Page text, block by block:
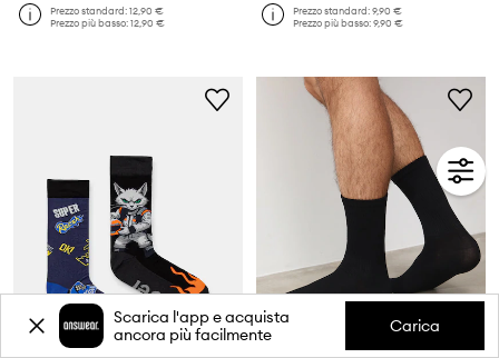
Prezzo standard:12,90 €
Prezzo più basso:12,90 €
Prezzo standard:9,90 €
Prezzo più basso:9,90 €
Scarica l'app e acquista
ancora più facilmente
Carica